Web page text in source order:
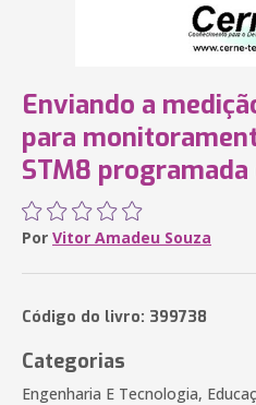
Enviando a
para
STM8
Por Vitor Amadeu Souza
Código do livro: 399738
Categorias
Engenharia E Tecnologia,